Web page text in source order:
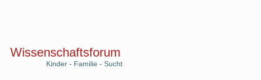
Wissenschaftsforum
Kinder - Familie - Sucht